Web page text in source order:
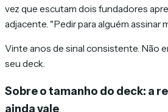
vez que escutam dois fundadores
adjacente. "Pedir para alguém assinar
Vinte anos de sinal consistente. Não
seu deck.
Sobre o tamanho do deck: a
ainda vale